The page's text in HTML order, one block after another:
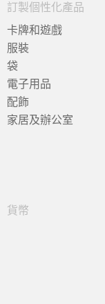
訂製個性化產品
卡牌和遊戲
服裝
袋
電子用品
配飾
家居及辦公室
貨幣